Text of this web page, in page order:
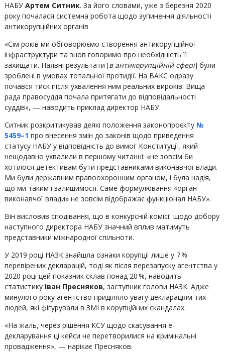
НАБУАртем Ситник. За його словами, уже з березня 2020
року почалася системна робота щодо зупинення діяльності
антикорупційних органів
«Сім років ми обговорюємо створення антикорупційної
інфраструктури та знов говоримо про необхідність її
захищати. Наявні результати [в антикорупційній сфері] були
зроблені в умовах тотальної протидії. На ВАКС одразу
почався тиск після ухвалення ним реальних вироків: Вища
рада правосуддя почала притягати до відповідальності
суддів», — наводить приклад директор НАБУ.
Ситник розкритикував деякі положення законопроєкту№
5459–1 про внесення змін до законів щодо приведення
статусу НАБУ у відповідність до вимог Конституції, який
нещодавно ухвалили в першому читанні: «не зовсім би
хотілося детективам бути представниками виконавчої влади.
Ми були державним правоохоронним органом, і була надія,
що ми таким і залишимося. Саме формулювання «орган
виконавчої влади» не зовсім відображає функціонал НАБУ».
Він висловив сподівання, що в конкурсній комісії щодо добору
наступного директора НАБУ значний вплив матимуть
представники міжнародної спільноти.
У 2019 році НАЗК знайшла ознаки корупції лише у 7 %
перевірених декларацій, тоді як після перезапуску агентства у
2020 році цей показник склав понад 20 %, наводить
статистику Іван Пресняков, заступник голови НАЗК. Адже
минулого року агентство приділяло увагу деклараціям тих
людей, які фігурували в ЗМІ в корупційних скандалах.
«На жаль, через рішення КСУ щодо скасування е-
декларування ці кейси не перетворилися на кримінальні
провадження», — нарікає Пресняков.